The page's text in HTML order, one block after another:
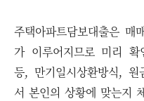
주택아파트담보대출은
가 이루어지므로 미리
등, 만기일시상환방식, 원
서 본인의 상황에 맞는지